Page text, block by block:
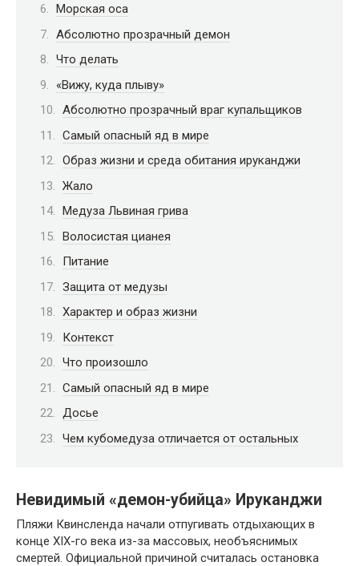
Морская оса
Абсолютно прозрачный демон
Что делать
«Вижу, куда плыву»
Абсолютно прозрачный враг купальщиков
Самый опасный яд в мире
Образ жизни и среда обитания ируканджи
Жало
Медуза Львиная грива
Волосистая цианея
Питание
Защита от медузы
Характер и образ жизни
Контекст
Что произошло
Самый опасный яд в мире
Досье
Чем кубомедуза отличается от остальных
Невидимый «демон-убийца» Ируканджи
Пляжи Квинсленда начали отпугивать отдыхающих в
конце XIX-го века из-за массовых, необъяснимых
смертей. Официальной причиной считалась остановка